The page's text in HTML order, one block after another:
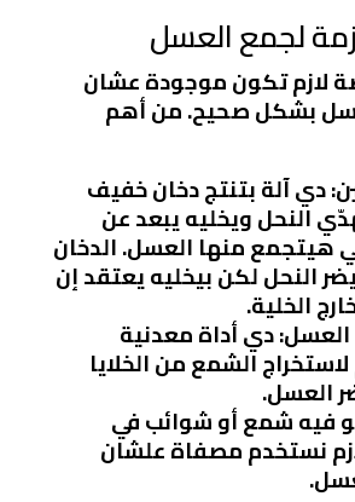
لجمع العسل
لازم تكون موجودة عشان
بشكل صحيح. من أهم
: دي آلة بتنتج دخان خفيف
النحل ويخليه يبعد عن
هيتجمع منها العسل. الدخان
النحل لكن بيخليه يعتقد إن
الخلية.
العسل: دي أداة معدنية
الشمع من الخلايا
العسل.
فيه شمع أو شوائب في
نستخدم مصفاة علشان